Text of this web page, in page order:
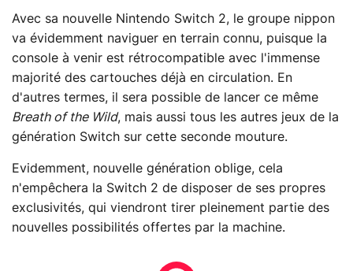
Avec sa nouvelle Nintendo Switch 2, le groupe nippon
va évidemment naviguer en terrain connu, puisque la
console à venir est rétrocompatible avec l'immense
majorité des cartouches déjà en circulation. En
d'autres termes, il sera possible de lancer ce même
Breath of the Wild, mais aussi tous les autres jeux de la
génération Switch sur cette seconde mouture.
Evidemment, nouvelle génération oblige, cela
n'empêchera la Switch 2 de disposer de ses propres
exclusivités, qui viendront tirer pleinement partie des
nouvelles possibilités offertes par la machine.